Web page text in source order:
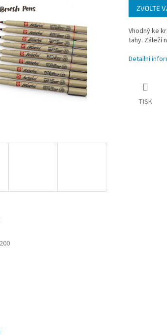
cena:
ZVOLTE
Vhodný ke
tahy. Záleží
Detailní
TISK